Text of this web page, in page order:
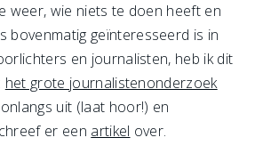
weer, wie niets te doen heeft en
bovenmatig geïnteresseerd is in
en journalisten, heb ik dit
het grote journalistenonderzoek
uit (laat hoor!) en
er een artikel over.